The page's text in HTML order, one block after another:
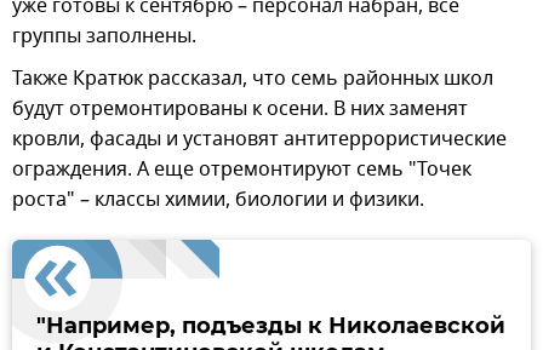
уже готовы к сентябрю – персонал набран, все
группы заполнены.
Также Кратюк рассказал, что семь районных школ
будут отремонтированы к осени. В них заменят
кровли, фасады и установят антитеррористические
ограждения. А еще отремонтируют семь "Точек
роста" – классы химии, биологии и физики.
"Например, подъезды к Николаевской